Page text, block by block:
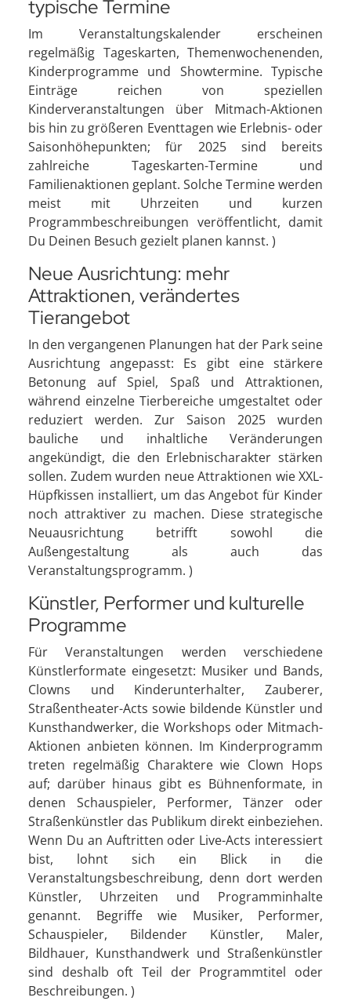
typische Termine
Im Veranstaltungskalender erscheinen
regelmäßig Tageskarten, Themenwochenenden,
Kinderprogramme und Showtermine. Typische
Einträge reichen von speziellen
Kinderveranstaltungen über Mitmach-Aktionen
bis hin zu größeren Eventtagen wie Erlebnis- oder
Saisonhöhepunkten; für 2025 sind bereits
zahlreiche Tageskarten-Termine und
Familienaktionen geplant. Solche Termine werden
meist mit Uhrzeiten und kurzen
Programmbeschreibungen veröffentlicht, damit
Du Deinen Besuch gezielt planen kannst. )
Neue Ausrichtung: mehr
Attraktionen, verändertes
Tierangebot
In den vergangenen Planungen hat der Park seine
Ausrichtung angepasst: Es gibt eine stärkere
Betonung auf Spiel, Spaß und Attraktionen,
während einzelne Tierbereiche umgestaltet oder
reduziert werden. Zur Saison 2025 wurden
bauliche und inhaltliche Veränderungen
angekündigt, die den Erlebnischarakter stärken
sollen. Zudem wurden neue Attraktionen wie XXL-
Hüpfkissen installiert, um das Angebot für Kinder
noch attraktiver zu machen. Diese strategische
Neuausrichtung betrifft sowohl die
Außengestaltung als auch das
Veranstaltungsprogramm. )
Künstler, Performer und kulturelle
Programme
Für Veranstaltungen werden verschiedene
Künstlerformate eingesetzt: Musiker und Bands,
Clowns und Kinderunterhalter, Zauberer,
Straßentheater-Acts sowie bildende Künstler und
Kunsthandwerker, die Workshops oder Mitmach-
Aktionen anbieten können. Im Kinderprogramm
treten regelmäßig Charaktere wie Clown Hops
auf; darüber hinaus gibt es Bühnenformate, in
denen Schauspieler, Performer, Tänzer oder
Straßenkünstler das Publikum direkt einbeziehen.
Wenn Du an Auftritten oder Live-Acts interessiert
bist, lohnt sich ein Blick in die
Veranstaltungsbeschreibung, denn dort werden
Künstler, Uhrzeiten und Programminhalte
genannt. Begriffe wie Musiker, Performer,
Schauspieler, Bildender Künstler, Maler,
Bildhauer, Kunsthandwerk und Straßenkünstler
sind deshalb oft Teil der Programmtitel oder
Beschreibungen. )